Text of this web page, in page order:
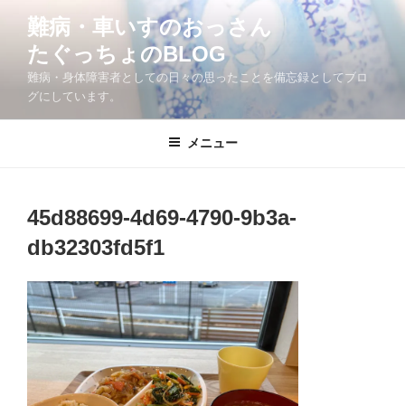
へ
難病・車いすのおっさん
たぐっちょのBLOG
難病・身体障害者としての日々の思ったことを備忘録としてブロ
グにしています。
メニュー
45d88699-4d69-4790-9b3a-
db32303fd5f1